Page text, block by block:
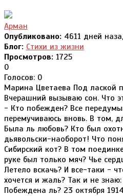
Арман
Опубликовано: 4611 дней
Блог: Стихи из жизни
Просмотров: 1725
0
Голосов: 0
Марина Цветаева Под лаской
Вчерашний вызываю сон. Что
- Кто побежден? Все
перемучиваюсь вновь. В том,
Была ль любовь? Кто был
дьявольски-наоборот! Что
Сибирский кот? В том
руке был только мяч? Чье
Летело вскачь? И все-таки -
хочется и жаль? Так и не
Побеждена ль? 23 октября 1914